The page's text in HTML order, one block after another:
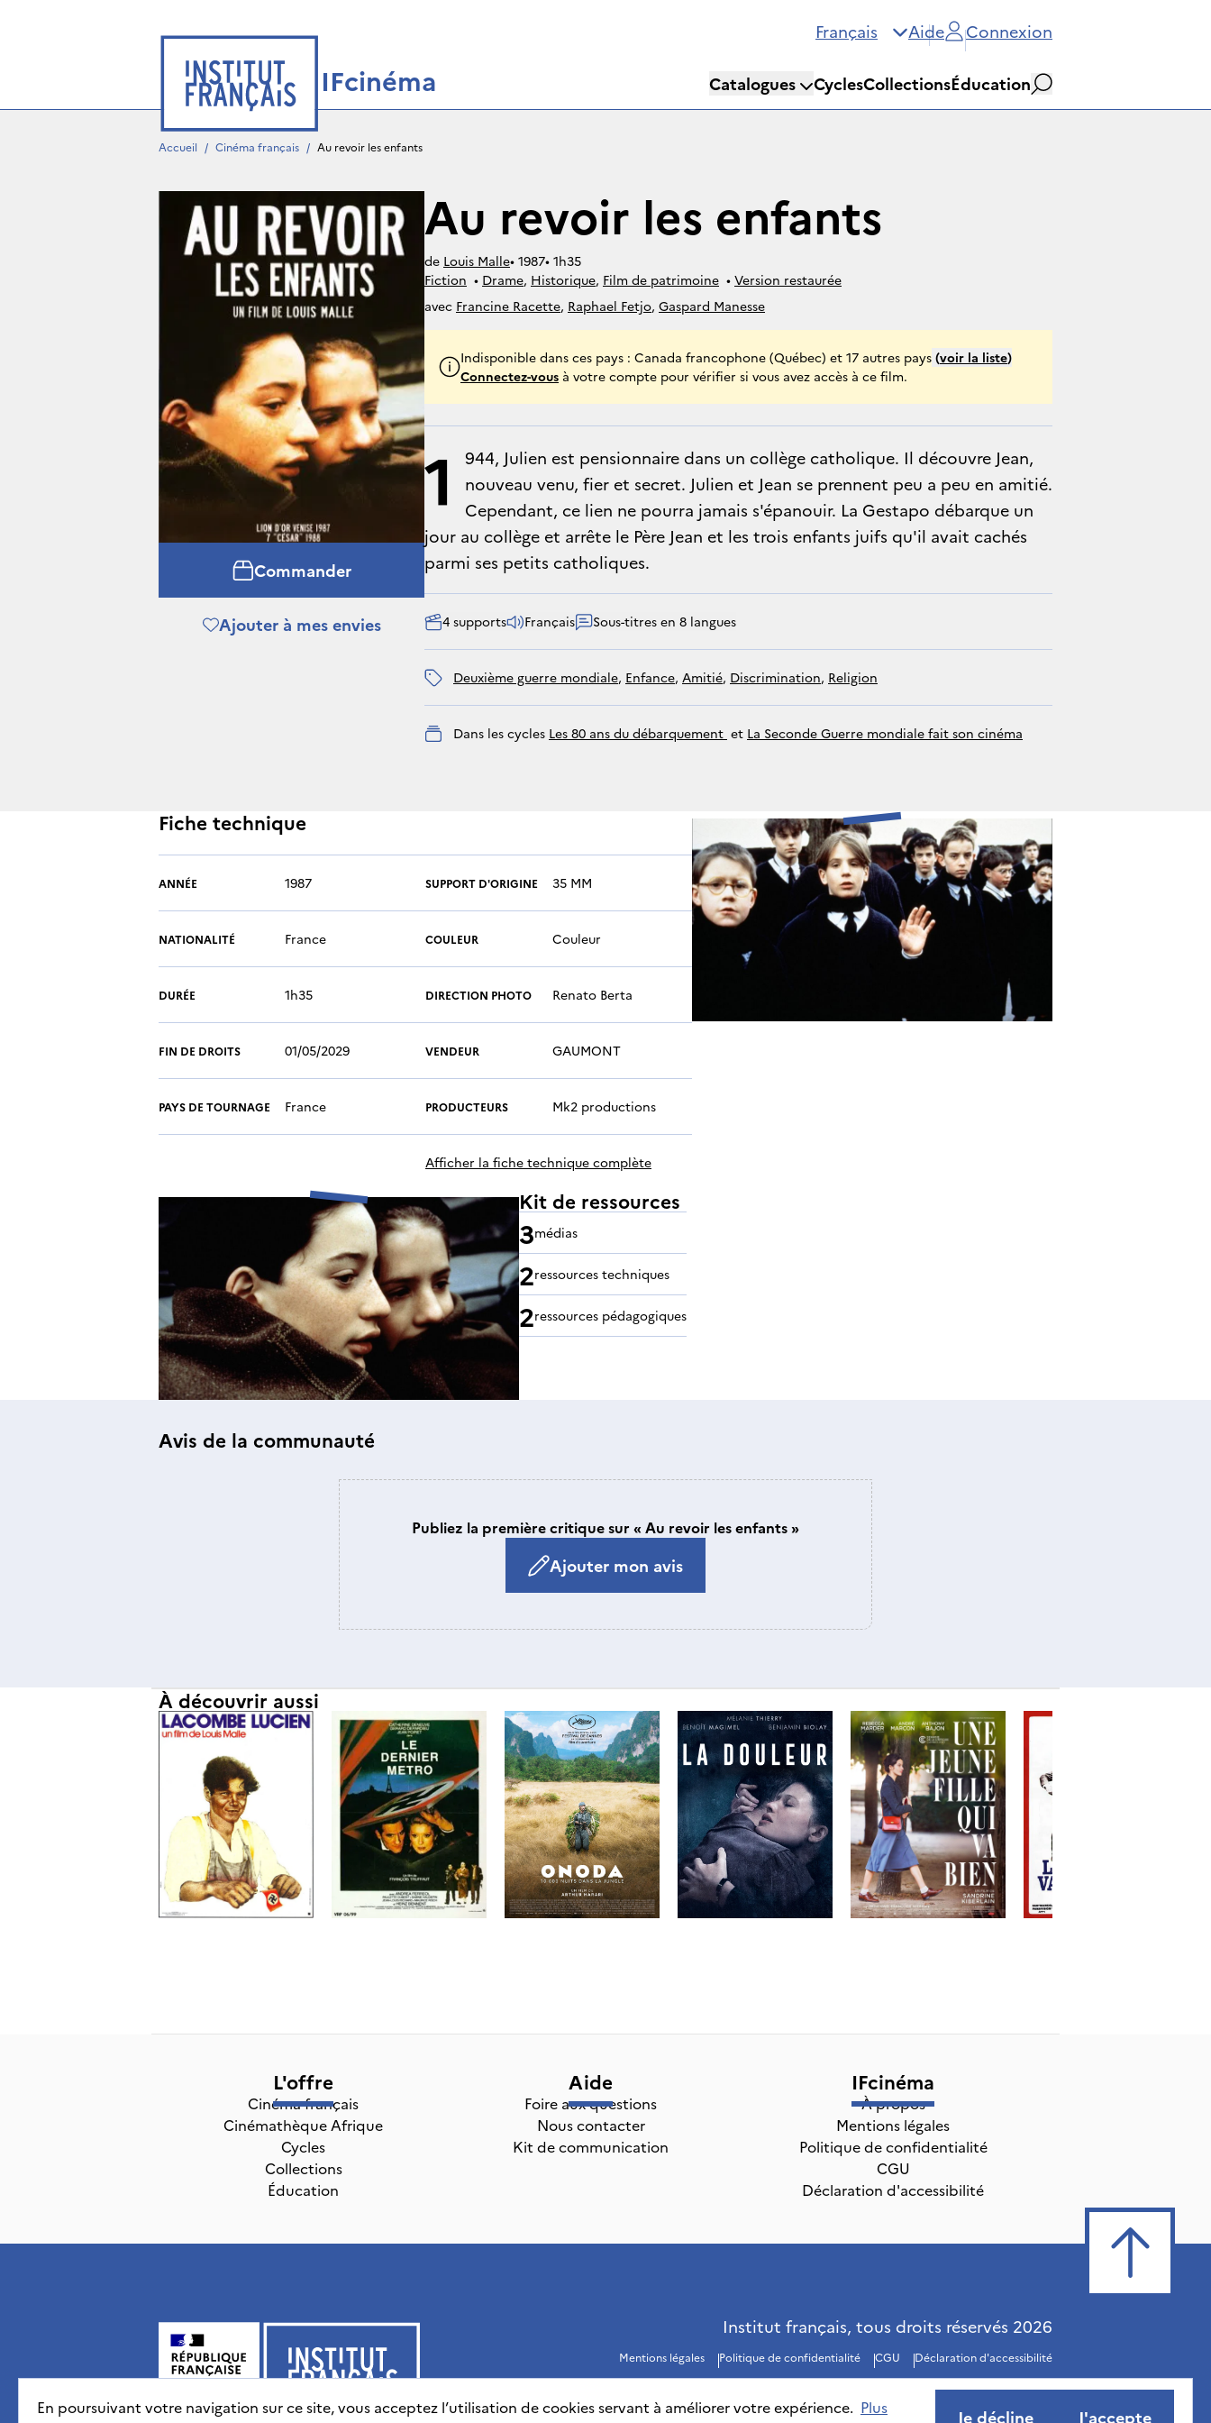
Français Aide Connexion
IFcinéma Catalogues CyclesCollectionsÉducation
Rechercher
Accueil / Cinéma français / Au revoir les enfants
Commander
Ajouter à mes envies
Au revoir les enfants
de Louis Malle• 1987• 1h35
Fiction • Drame, Historique, Film de patrimoine • Version restaurée
avec Francine Racette, Raphael Fetjo, Gaspard Manesse
Indisponible dans ces pays : Canada francophone (Québec) et 17 autres pays (voir la liste)
Connectez-vous à votre compte pour vérifier si vous avez accès à ce film.
1
944, Julien est pensionnaire dans un collège catholique. Il découvre Jean,
nouveau venu, fier et secret. Julien et Jean se prennent peu a peu en amitié.
Cependant, ce lien ne pourra jamais s'épanouir. La Gestapo débarque un
jour au collège et arrête le Père Jean et les trois enfants juifs qu'il avait cachés
parmi ses petits catholiques.
4 supports Français Sous-titres en 8 langues
deuxième guerre mondiale, enfance, amitié, discrimination, religion
Dans les cycles Les 80 ans du débarquement et La Seconde Guerre mondiale fait son cinéma
Fiche technique
ANNÉE 1987
NATIONALITÉ France
DURÉE 1h35
FIN DE DROITS 01/05/2029
PAYS DE TOURNAGE France
SUPPORT D'ORIGINE 35 MM
COULEUR Couleur
DIRECTION PHOTO Renato Berta
VENDEUR GAUMONT
PRODUCTEURS Mk2 productions
Afficher la fiche technique complète
Kit de ressources
3médias
2ressources techniques
2ressources pédagogiques
Avis de la communauté
Publiez la première critique sur « Au revoir les enfants »
Ajouter mon avis
À découvrir aussi
En poursuivant votre navigation sur ce site, vous acceptez l’utilisation de cookies servant à améliorer votre expérience. Plus
Je décline J'accepte
L'offre
Cinéma français
Cinémathèque Afrique
Cycles
Collections
Éducation
Aide
Foire aux questions
Nous contacter
Kit de communication
IFcinéma
À propos
Mentions légales
Politique de confidentialité
CGU
Déclaration d'accessibilité
Institut français, tous droits réservés 2026
Mentions légales Politique de confidentialité CGU Déclaration d'accessibilité